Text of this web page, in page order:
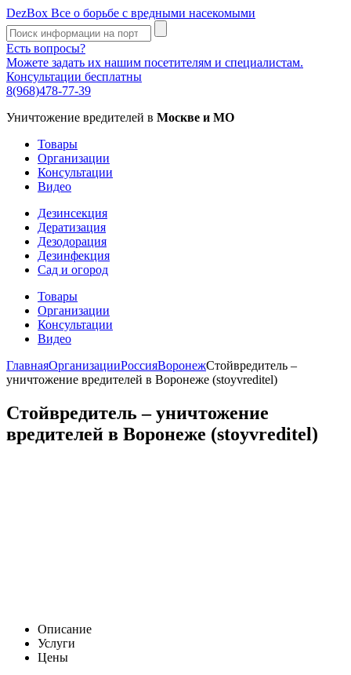
DezBox Все о борьбе с вредными насекомыми
Есть вопросы?
Можете задать их нашим посетителям и специалистам.
Консультации бесплатны
8(968)478-77-39
Уничтожение вредителей в Москве и МО
Товары
Организации
Консультации
Видео
Дезинсекция
Дератизация
Дезодорация
Дезинфекция
Сад и огород
Товары
Организации
Консультации
Видео
ГлавнаяОрганизацииРоссияВоронежСтойвредитель –
уничтожение вредителей в Воронеже (stoyvreditel)
Стойвредитель – уничтожение
вредителей в Воронеже (stoyvreditel)
Описание
Услуги
Цены